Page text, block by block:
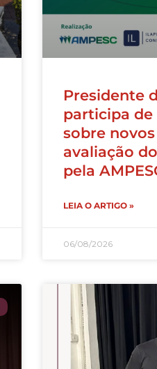
Presidente
participa de
sobre
avaliação
pela
LEIA O ARTIGO »
06/08/2026